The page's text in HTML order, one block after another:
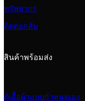
ทรัพยากร
ติดต่อกลับ
สินค้าพร้อมส่ง
ตู้เสื้อผ้าแบบกำหนดเอง